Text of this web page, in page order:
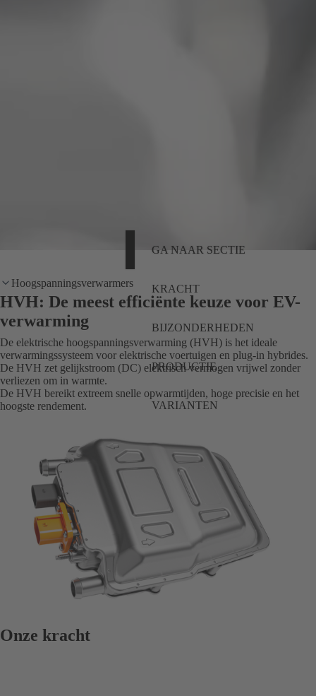
GA NAAR SECTIE
KRACHT
BIJZONDERHEDEN
PRODUCTIE
VARIANTEN
Hoogspanningsverwarmers
HVH: De meest efficiënte keuze voor EV-
verwarming
De elektrische hoogspanningsverwarming (HVH) is het ideale
verwarmingssysteem voor elektrische voertuigen en plug-in hybrides.
De HVH zet gelijkstroom (DC) elektrisch vermogen vrijwel zonder
verliezen om in warmte.
De HVH bereikt extreem snelle opwarmtijden, hoge precisie en het
hoogste rendement.
Onze kracht